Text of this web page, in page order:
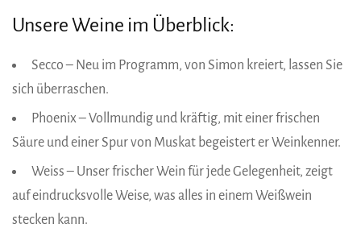
Unsere Weine im Überblick:
Secco – Neu im Programm, von Simon kreiert, lassen Sie
sich überraschen.
Phoenix – Vollmundig und kräftig, mit einer frischen
Säure und einer Spur von Muskat begeistert er Weinkenner.
Weiss – Unser frischer Wein für jede Gelegenheit, zeigt
auf eindrucksvolle Weise, was alles in einem Weißwein
stecken kann.